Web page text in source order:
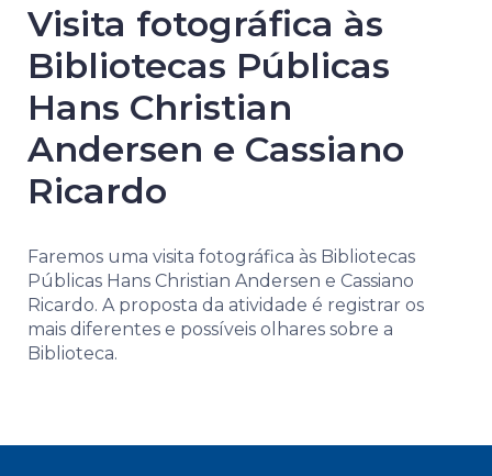
Visita fotográfica às
Bibliotecas Públicas
Hans Christian
Andersen e Cassiano
Ricardo
Faremos uma visita fotográfica às Bibliotecas
Públicas Hans Christian Andersen e Cassiano
Ricardo. A proposta da atividade é registrar os
mais diferentes e possíveis olhares sobre a
Biblioteca.